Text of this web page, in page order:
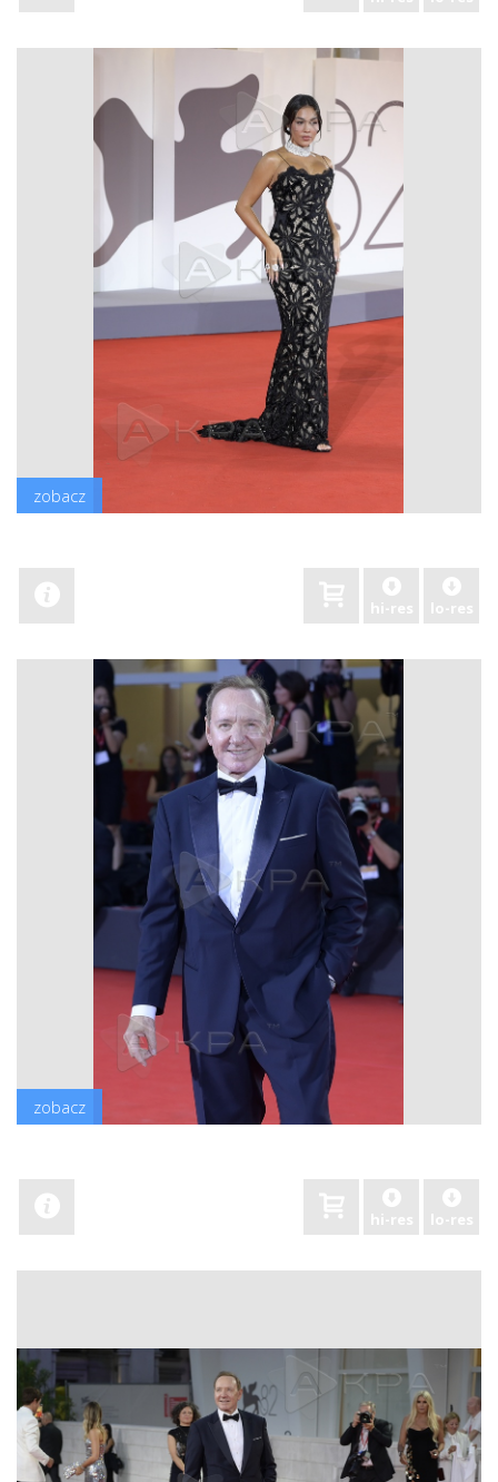
zobacz
hi-res lo-res
zobacz
hi-res lo-res